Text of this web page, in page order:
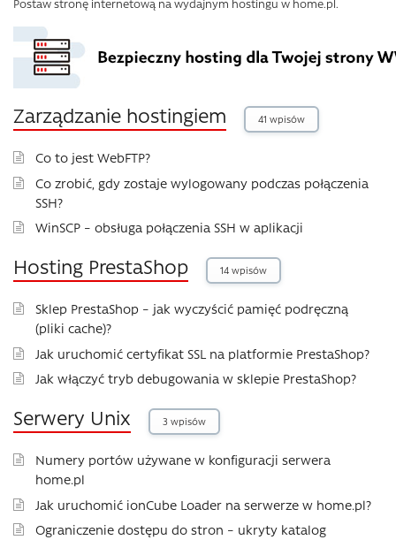
Postaw stronę internetową na wydajnym hostingu w home.pl.
Zarządzanie hostingiem 41 wpisów
Co to jest WebFTP?
Co zrobić, gdy zostaje wylogowany podczas połączenia
SSH?
WinSCP – obsługa połączenia SSH w aplikacji
Hosting PrestaShop 14 wpisów
Sklep PrestaShop – jak wyczyścić pamięć podręczną
(pliki cache)?
Jak uruchomić certyfikat SSL na platformie PrestaShop?
Jak włączyć tryb debugowania w sklepie PrestaShop?
Serwery Unix 3 wpisów
Numery portów używane w konfiguracji serwera
home.pl
Jak uruchomić ionCube Loader na serwerze w home.pl?
Ograniczenie dostępu do stron – ukryty katalog